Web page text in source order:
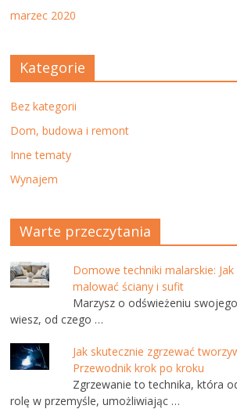
marzec 2020
Kategorie
Bez kategorii
Dom, budowa i remont
Inne tematy
Wynajem
Warte przeczytania
Domowe techniki malarskie:
malować ściany i sufit
Marzysz o odświeżeniu
wiesz, od czego …
Jak skutecznie zgrzewać
Przewodnik krok po kroku
Zgrzewanie to technika, która
rolę w przemyśle, umożliwiając …